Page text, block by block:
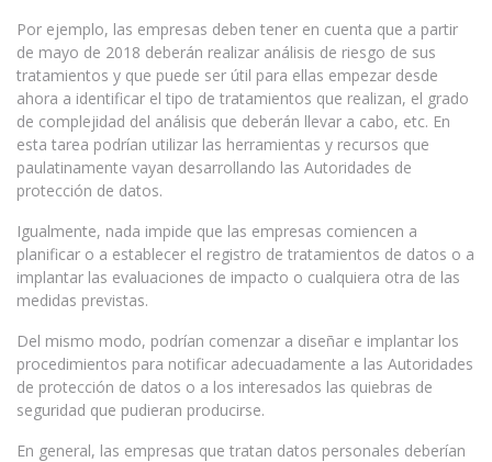
Por ejemplo, las empresas deben tener en cuenta que a partir
de mayo de 2018 deberán realizar análisis de riesgo de sus
tratamientos y que puede ser útil para ellas empezar desde
ahora a identificar el tipo de tratamientos que realizan, el grado
de complejidad del análisis que deberán llevar a cabo, etc. En
esta tarea podrían utilizar las herramientas y recursos que
paulatinamente vayan desarrollando las Autoridades de
protección de datos.
Igualmente, nada impide que las empresas comiencen a
planificar o a establecer el registro de tratamientos de datos o a
implantar las evaluaciones de impacto o cualquiera otra de las
medidas previstas.
Del mismo modo, podrían comenzar a diseñar e implantar los
procedimientos para notificar adecuadamente a las Autoridades
de protección de datos o a los interesados las quiebras de
seguridad que pudieran producirse.
En general, las empresas que tratan datos personales deberían